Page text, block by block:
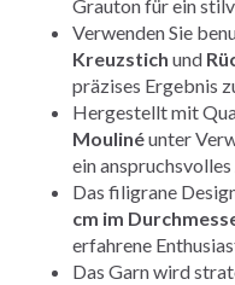
Grauton für ein
Verwenden Sie
Kreuzstich und
präzises Ergebnis
Hergestellt mit
Moulinéunter
ein
Das filigrane
cm im
erfahrene
Das Garn wird